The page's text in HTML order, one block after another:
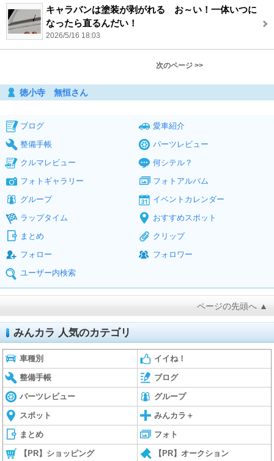
キャラバンは塗装が剥がれる お～い！一体いつに
なったら直るんだい！
2026/5/16 18:03
次のページ >>
徳小寺 無恒さん
ブログ
愛車紹介
整備手帳
パーツレビュー
クルマレビュー
何シテル？
フォトギャラリー
フォトアルバム
グループ
イベントカレンダー
ラップタイム
おすすめスポット
まとめ
クリップ
フォロー
フォロワー
ユーザー内検索
ページの先頭へ ▲
みんカラ 人気のカテゴリ
車種別 イイね！
整備手帳 ブログ
パーツレビュー グループ
スポット みんカラ＋
まとめ フォト
【PR】ショッピング 【PR】オークション